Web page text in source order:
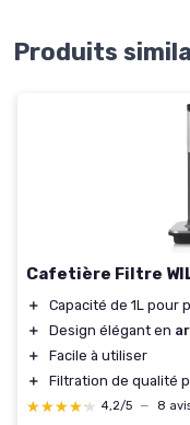
Produits
Cafetière Filtre
＋
Capacité de 1L pour
＋
Design élégant en
＋
Facile à utiliser
＋
Filtration de qualité
★★★★★
★★★★★ 4,2/5 — 8